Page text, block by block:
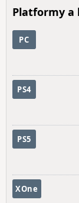
Platformy a
PC
PS4
PS5
XOne